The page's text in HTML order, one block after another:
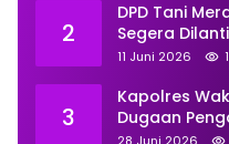
2
DPD Tani
Segera
11 Juni 2026
3
Kapolres
Dugaan
Dua Anggota